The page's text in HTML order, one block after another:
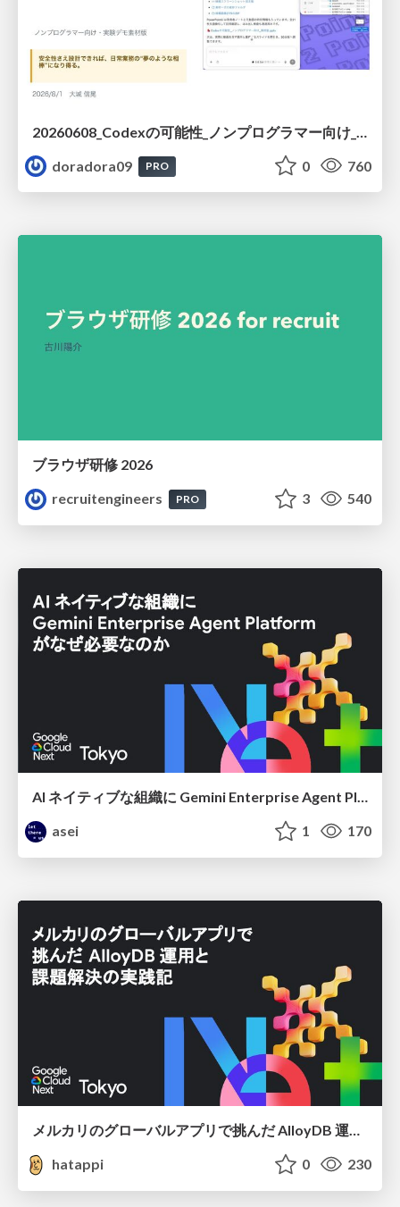
doradora09
PRO 0 760
ブラウザ研修 2026
recruitengineers
PRO 3 540
AI ネイティブな組織に Gemini Enterprise Agent Platform がなぜ必要なのか
asei
1 170
hatappi
0 230